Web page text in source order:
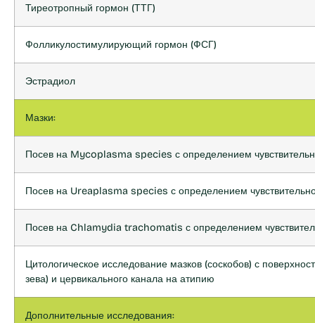
Тиреотропный гормон (ТТГ)
Фолликулостимулирующий гормон (ФСГ)
Эстрадиол
Мазки:
Посев на Mycoplasma species с определением
Посев на Ureaplasma species с определением
Посев на Chlamydia trachomatis с определением
Цитологическое исследование мазков (соскобов) с
зева) и цервикального канала на атипию
Дополнительные исследования: